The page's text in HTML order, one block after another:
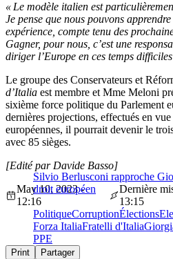
« Le modèle italien est
Je pense que nous pouvons
expérience, compte tenu des
Gagner, pour nous, c’est une
diriger l’Europe en ces temps difficiles
Le groupe des Conservateurs et
d’Italia est membre et Mme Meloni
sixième force politique du Parlement
dernières projections, effectués en
européennes, il pourrait devenir le
avec 85 sièges.
Silvio Berlusconi rapproche
droit européen
[Edité par Davide Basso]
May 10, 2023 -
12:16
Dernière
13:15
PolitiqueCorruptionÉlections
Forza ItaliaFratelli d'Italia
PPE
Print Partager